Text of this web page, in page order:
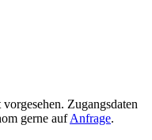
Zugangsdaten
gerne aufAnfrage.